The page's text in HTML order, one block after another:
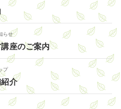
らせ
座のご案内
プ
介